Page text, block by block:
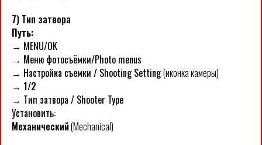
7) Тип затвора
Путь:
→ MENU/OK
→ Меню фотосъёмки/Photo menus
→ Настройка съемки / Shooting Setting(иконка камеры)
→ 1/2
→ Тип затвора / Shooter Type
Установить:
Механический(Mechanical)